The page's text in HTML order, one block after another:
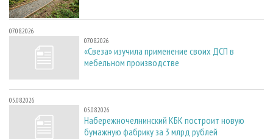
07.08.2026
07.08.2026
«Свеза» изучила применение своих ДСП в
мебельном производстве
05.08.2026
05.08.2026
Набережночелнинский КБК построит новую
бумажную фабрику за 3 млрд рублей